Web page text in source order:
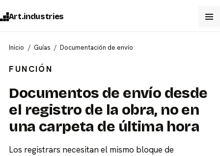
Art.industries
Inicio Guías Documentación de envío
FUNCIÓN
Documentos de envío desde
el registro de la obra, no en
una carpeta de última hora
Los registrars necesitan el mismo bloque de